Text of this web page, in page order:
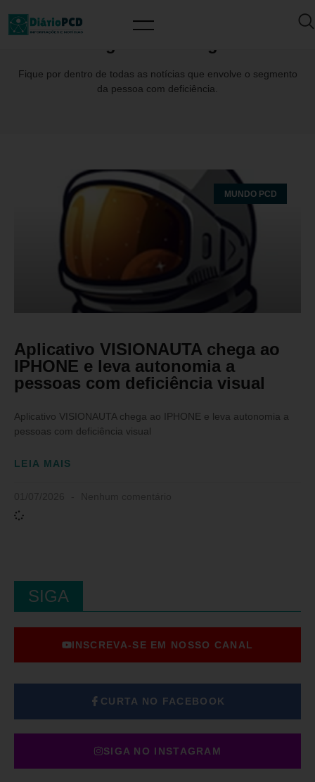
Fique por dentro de todas as notícias que envolve o segmento
da pessoa com deficiência.
MUNDO PCD
Aplicativo VISIONAUTA chega ao
IPHONE e leva autonomia a
pessoas com deficiência visual
Aplicativo VISIONAUTA chega ao IPHONE e leva autonomia a
pessoas com deficiência visual
LEIA MAIS
SIGA
INSCREVA-SE EM NOSSO CANAL
CURTA NO FACEBOOK
SIGA NO INSTAGRAM